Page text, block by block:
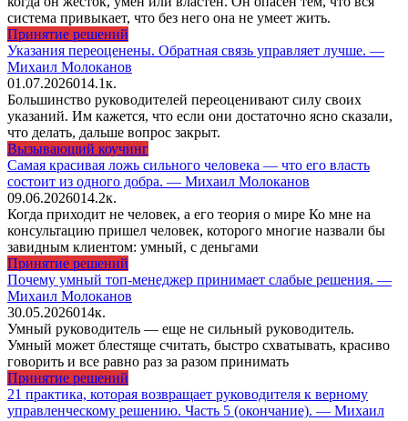
система привыкает, что без него она не умеет жить.
Принятие решений
Указания переоценены. Обратная связь управляет лучше. —
Михаил Молоканов
01.07.2026014.1к.
Большинство руководителей переоценивают силу своих
указаний. Им кажется, что если они достаточно ясно сказали,
что делать, дальше вопрос закрыт.
Вызывающий коучинг
Самая красивая ложь сильного человека — что его власть
состоит из одного добра. — Михаил Молоканов
09.06.2026014.2к.
Когда приходит не человек, а его теория о мире Ко мне на
консультацию пришел человек, которого многие назвали бы
завидным клиентом: умный, с деньгами
Принятие решений
Почему умный топ-менеджер принимает слабые решения. —
Михаил Молоканов
30.05.2026014к.
Умный руководитель — еще не сильный руководитель.
Умный может блестяще считать, быстро схватывать, красиво
говорить и все равно раз за разом принимать
Принятие решений
21 практика, которая возвращает руководителя к верному
управленческому решению. Часть 5 (окончание). — Михаил